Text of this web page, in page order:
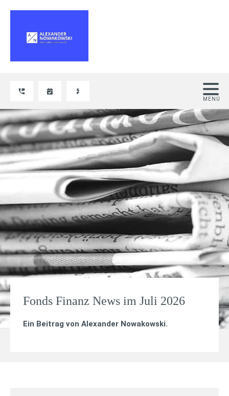
Fonds Finanz News im Juli 2026
Ein Beitrag von Alexander Nowakowski.